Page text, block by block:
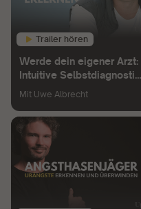
Trailer hören
Werde dein eigener Arzt:
Intuitive Selbstdiagnostik
erlernen
Mit Uwe Albrecht